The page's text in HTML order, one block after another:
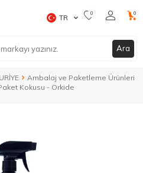
Ara
TR 0 0
Ambalaj ve Paketleme Ürünleri
Kokusu - Orkide